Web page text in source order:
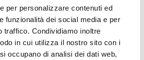
per personalizzare contenuti ed
funzionalità dei social media e per
traffico. Condividiamo inoltre
in cui utilizza il nostro sito con i
occupano di analisi dei dati web,
sul vostro cellulare
utile per
il tutto. Volete degli
adorate gli angoli